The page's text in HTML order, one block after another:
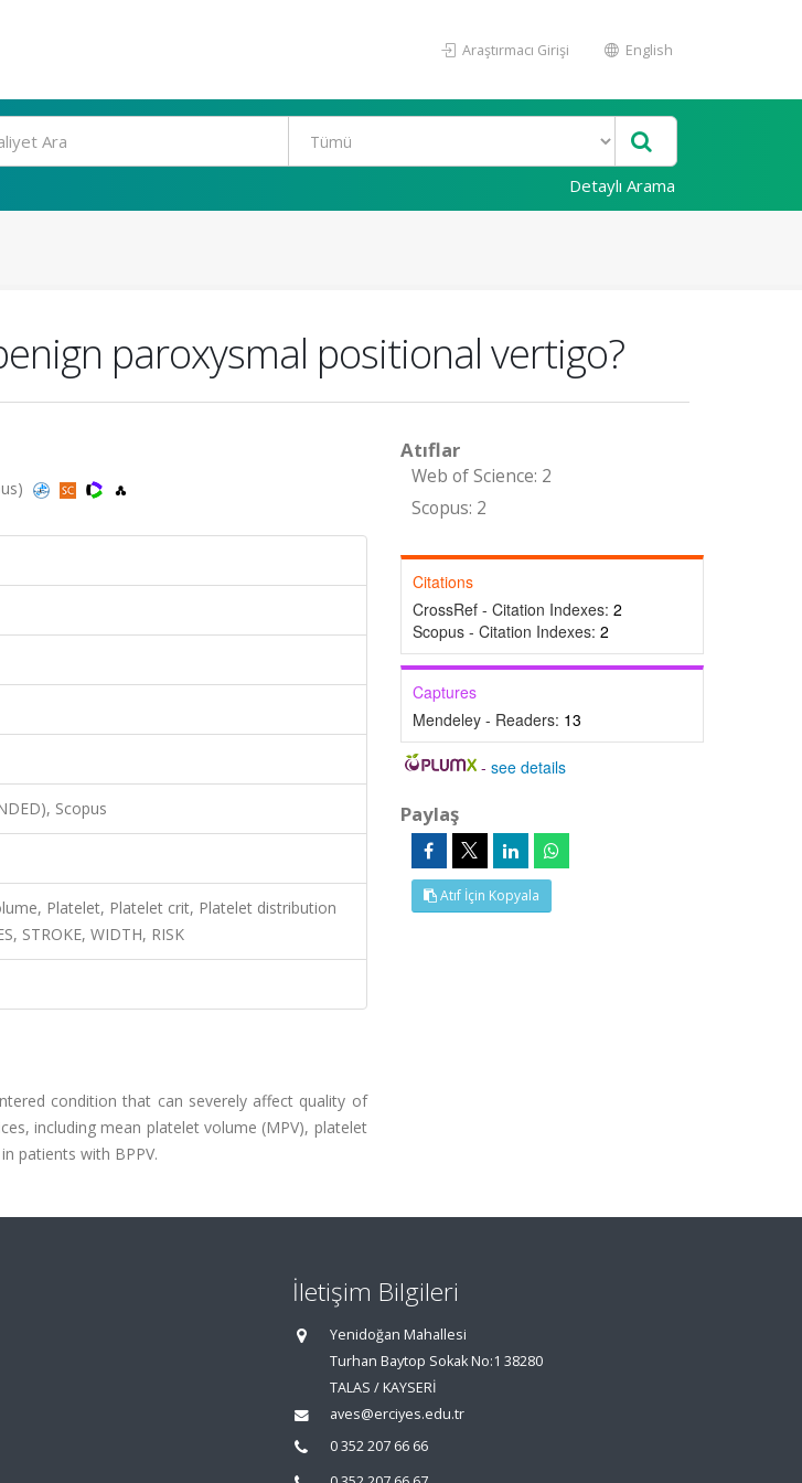
Araştırmacı Girişi English
Detaylı Arama
paroxysmal positional vertigo?
Scopus
Platelet, Platelet crit, Platelet distribution
STROKE, WIDTH, RISK
condition that can severely affect quality of
including mean platelet volume (MPV), platelet
patients with BPPV.
Atıflar
Web of Science: 2
Scopus: 2
Citations
CrossRef - Citation Indexes: 2
Scopus - Citation Indexes: 2
Captures
Mendeley - Readers: 13
-see details
Paylaş
Atıf İçin Kopyala
İletişim Bilgileri
Yenidoğan Mahallesi
Turhan Baytop Sokak No:1 38280
TALAS / KAYSERİ
aves@erciyes.edu.tr
0 352 207 66 66